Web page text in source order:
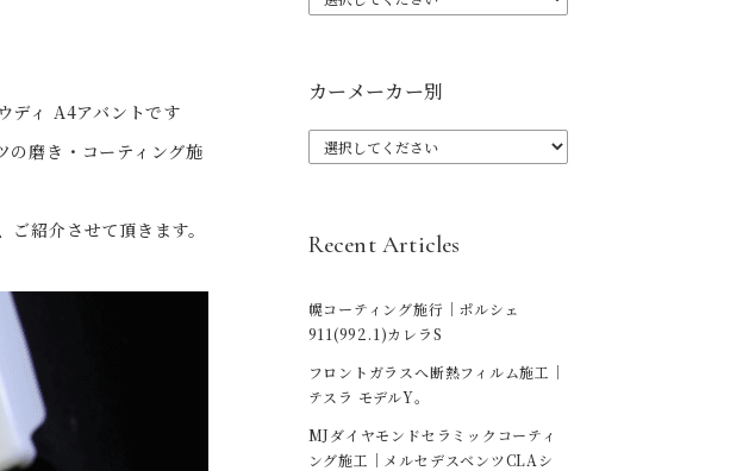
ディ A4アバントです
の磨き・コーティング施
紹介させて頂きます。
カーメーカー別
Recent Articles
幌コーティング施行｜ポルシェ
911(992.1)カレラS
フロントガラスへ断熱フィルム施工｜
テスラ モデルY。
MJダイヤモンドセラミックコーティ
ング施工｜メルセデスベンツCLAシ